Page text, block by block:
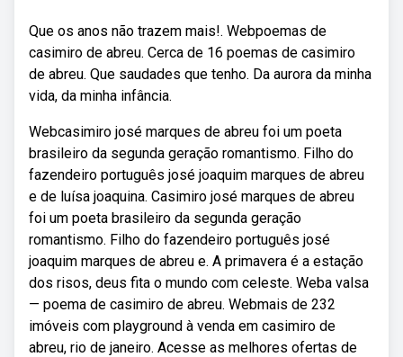
Que os anos não trazem mais!. Webpoemas de
casimiro de abreu. Cerca de 16 poemas de casimiro
de abreu. Que saudades que tenho. Da aurora da minha
vida, da minha infância.
Webcasimiro josé marques de abreu foi um poeta
brasileiro da segunda geração romantismo. Filho do
fazendeiro português josé joaquim marques de abreu
e de luísa joaquina. Casimiro josé marques de abreu
foi um poeta brasileiro da segunda geração
romantismo. Filho do fazendeiro português josé
joaquim marques de abreu e. A primavera é a estação
dos risos, deus fita o mundo com celeste. Weba valsa
— poema de casimiro de abreu. Webmais de 232
imóveis com playground à venda em casimiro de
abreu, rio de janeiro. Acesse as melhores ofertas de